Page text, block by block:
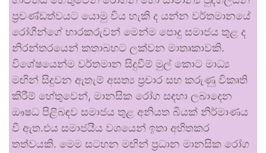
ප්‍රචණ්ඩත්වයට යොමු විය හැකි ද යන්න වර්තමානයේ
රෝගීන්ගේ භාරකරුවන් මෙන්ම පොදු සමාජය තුළ ද
නිරන්තරයෙන් කතාබහට ලක්වන මාතෘකාවකි.
විශේෂයෙන්ම වර්තමාන සිදුවීම් මුල් කොට මාධ්‍ය
මඟින් සිදුවන ඇතැම් අසත්‍ය ප්‍රචාර සහ කරුණු විකෘති
කිරීම් හේතුවෙන්, මානසික රෝග සඳහා ලබාදෙන
ඖෂධ පිළිබඳව සමාජය තුළ අනියත බියක් නිර්මාණය
වී ඇත.එය සමාජයීය වශයෙන් ඉතා අහිතකර
තත්වයකි. මෙම සටහන මඟින් ප්‍රධාන මානසික රෝග